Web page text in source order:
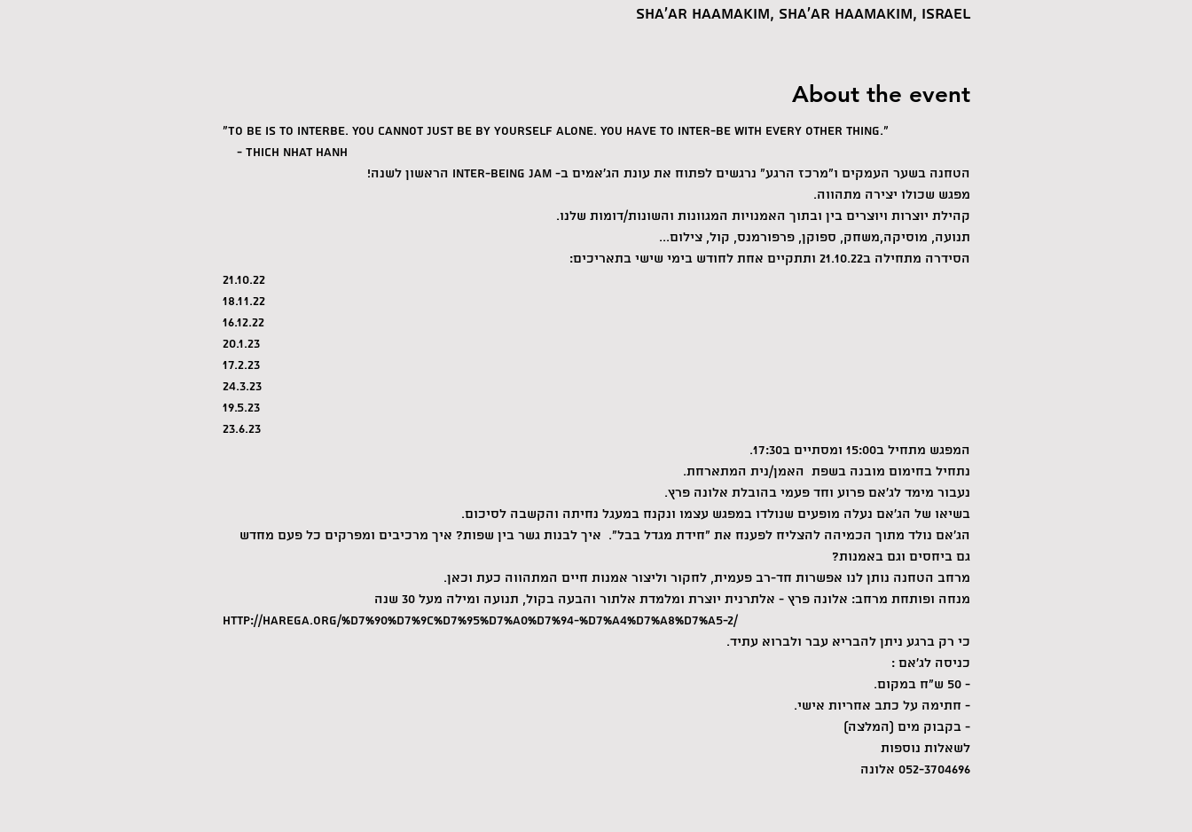
Sha'ar HaAmakim, Sha'ar HaAmakim, Israel
About the event
"To be is to interbe. You cannot just be by yourself alone. You have to inter-be with every other thing."
- Thich Nhat Hanh
הטחנה בשער העמקים ו"מרכז הרגע" נרגשים לפתוח את עונת הג'אמים ב- Inter-being Jam הראשון לשנה!
מפגש שכולו יצירה מתהווה.
קהילת יוצרות ויוצרים בין ובתוך האמנויות המגוונות והשונות/דומות שלנו.
תנועה, מוסיקה,משחק, ספוקן, פרפורמנס, קול, צילום...
הסידרה מתחילה ב21.10.22 ותתקיים אחת לחודש בימי שישי בתאריכים:
21.10.22
18.11.22
16.12.22
20.1.23
17.2.23
24.3.23
19.5.23
23.6.23
המפגש מתחיל ב15:00 ומסתיים ב17:30.
נתחיל בחימום מובנה בשפת  האמן/נית המתארחת.
נעבור מימד לג'אם פרוע וחד פעמי בהובלת אלונה פרץ.
בשיאו של הג'אם נעלה מופעים שנולדו במפגש עצמו ונקנח במעגל נחיתה והקשבה לסיכום.
הג'אם נולד מתוך הכמיהה להצליח לפענח את "חידת מגדל בבל".  איך לבנות גשר בין שפות? איך מרכיבים ומפרקים כל פעם מחדש
גם ביחסים וגם באמנות?
מרחב הטחנה נותן לנו אפשרות חד-רב פעמית, לחקור וליצור אמנות חיים המתהווה כעת וכאן.
מנחה ופותחת מרחב: אלונה פרץ - אלתרנית יוצרת ומלמדת אלתור והבעה בקול, תנועה ומילה מעל 30 שנה
http://harega.org/%D7%90%D7%9C%D7%95%D7%A0%D7%94-%D7%A4%D7%A8%D7%A5-2/
כי רק ברגע ניתן להבריא עבר ולברוא עתיד.
כניסה לג'אם :
- 50 ש"ח במקום.
- חתימה על כתב אחריות אישי.
- בקבוק מים (המלצה)
לשאלות נוספות
052-3704696 אלונה